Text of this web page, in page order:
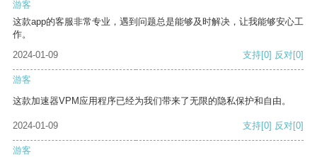
游客
这款app的客服非常专业，遇到问题总是能够及时解决，让我能够安心工
作。
2024-01-09
支持[0] 反对[0]
游客
这款加速器VPM应用程序已经为我们带来了无限的隐私保护和自由。
2024-01-09 支持[0] 反对[0]
游客